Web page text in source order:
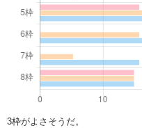
3枠がよさそうだ。